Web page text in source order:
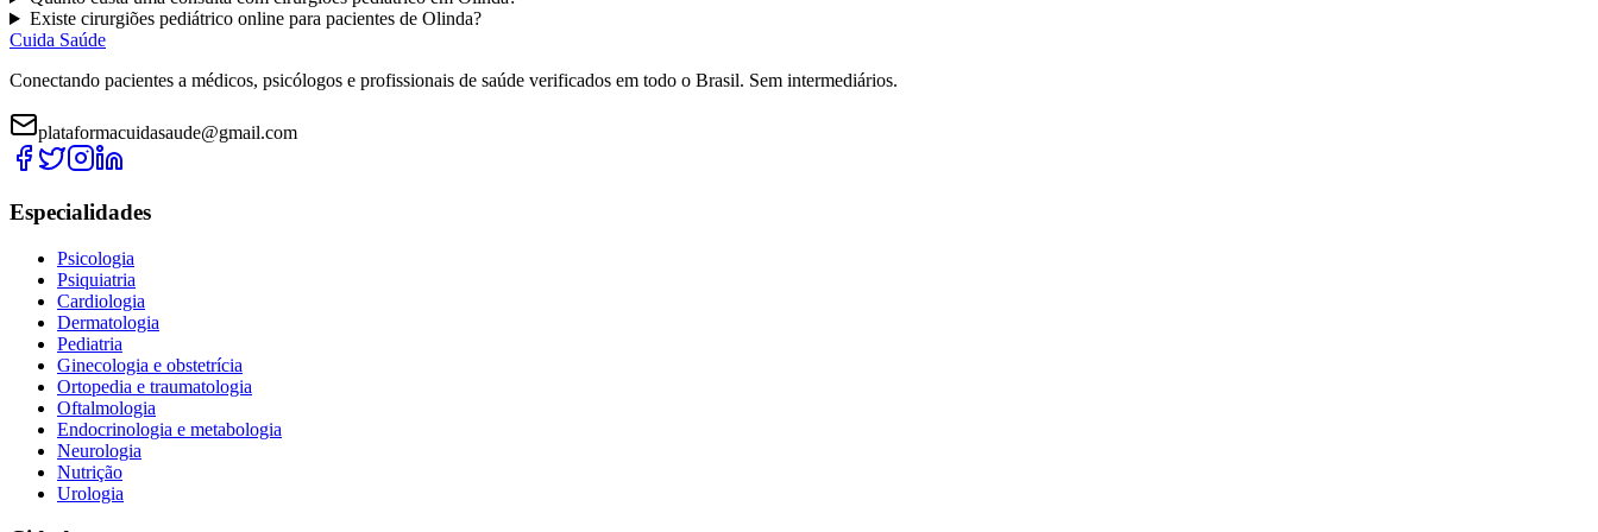
Existe cirurgiões pediátricoonline para pacientes de Olinda?
Cuida Saúde
Conectando pacientes a médicos, psicólogos e profissionais de saúde verificados em todo o Brasil. Sem intermediários.
plataformacuidasaude@gmail.com
Especialidades
Psicologia
Psiquiatria
Cardiologia
Dermatologia
Pediatria
Ginecologia e obstetrícia
Ortopedia e traumatologia
Oftalmologia
Endocrinologia e metabologia
Neurologia
Nutrição
Urologia